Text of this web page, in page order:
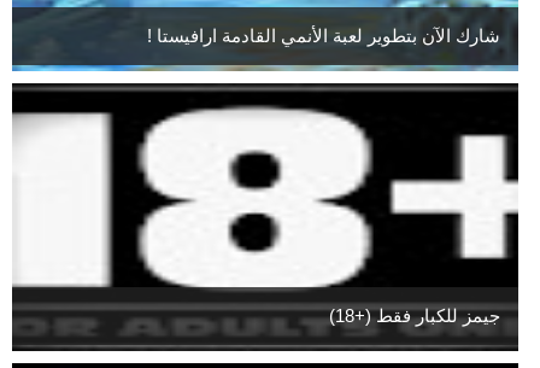
شارك الآن بتطوير لعبة الأنمي القادمة ارافيستا !
جيمز للكبار فقط (+18)